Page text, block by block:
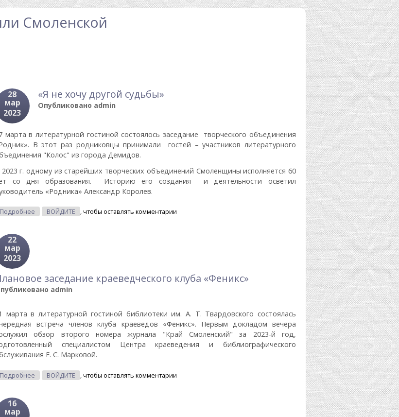
Смоленской
28
мар
2023
«Я не хочу другой судьбы»
Опубликовано admin
марта в литературной гостиной состоялось заседание творческого объединения
В этот раз родниковцы принимали гостей – участников литературного
"Колос" из города Демидов.
г. одному из старейших творческих объединений Смоленщины исполняется 60
со дня образования. Историю его создания и деятельности осветил
«Родника» Александр Королев.
Подробнее О «Я Не Хочу Другой Судьбы»
ВОЙДИТЕ , чтобы оставлять комментарии
22
мар
2023
заседание краеведческого клуба «Феникс»
admin
марта в литературной гостиной библиотеки им. А. Т. Твардовского состоялась
встреча членов клуба краеведов «Феникс». Первым докладом вечера
обзор второго номера журнала "Край Смоленский" за 2023-й год,
специалистом Центра краеведения и библиографического
Е. С. Марковой.
Подробнее О Плановое Заседание Краеведческого Клуба «Феникс»
ВОЙДИТЕ , чтобы оставлять комментарии
16
мар